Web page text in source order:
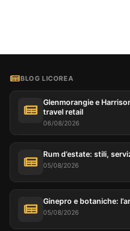
BLOG LICOREA
Glenmorangie e
travel retail
06/08/2026
Rum d’estate: stili,
05/08/2026
Ginepro e botaniche:
05/08/2026